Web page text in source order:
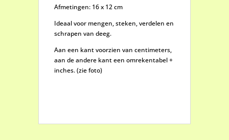
Afmetingen: 16 x 12 cm
Ideaal voor mengen, steken, verdelen en
schrapen van deeg.
Aan een kant voorzien van centimeters,
aan de andere kant een omrekentabel +
inches. (zie foto)